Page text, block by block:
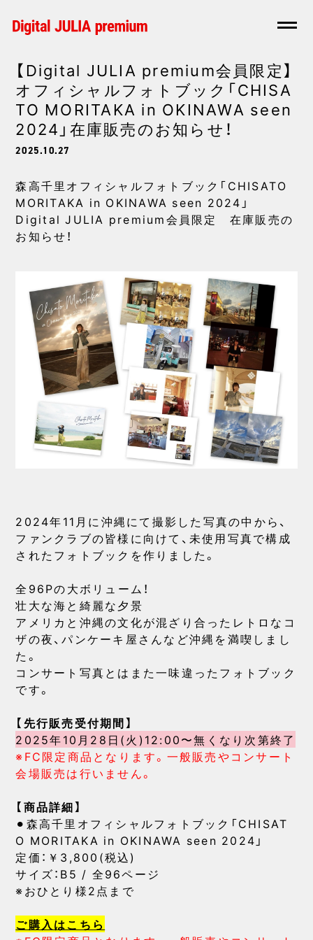
【Digital JULIA premium会員限定】
オフィシャルフォトブック「CHISA
TO MORITAKA in OKINAWA seen
2024」在庫販売のお知らせ！
2025.10.27
森高千里オフィシャルフォトブック「CHISATO
MORITAKA in OKINAWA seen 2024」
Digital JULIA premium会員限定 在庫販売の
お知らせ！
2024年11月に沖縄にて撮影した写真の中から、
ファンクラブの皆様に向けて、未使用写真で構成
されたフォトブックを作りました。
全96Pの大ボリューム！
壮大な海と綺麗な夕景
アメリカと沖縄の文化が混ざり合ったレトロなコ
ザの夜、パンケーキ屋さんなど沖縄を満喫しまし
た。
コンサート写真とはまた一味違ったフォトブック
です。
【先行販売受付期間】
2025年10月28日(火)12:00〜無くなり次第終了
※FC限定商品となります。一般販売やコンサート
会場販売は行いません。
【商品詳細】
⚫︎森高千里オフィシャルフォトブック「CHISAT
O MORITAKA in OKINAWA seen 2024」
定価：￥3,800(税込)
サイズ：B5 / 全96ページ
※おひとり様2点まで
ご購入はこちら